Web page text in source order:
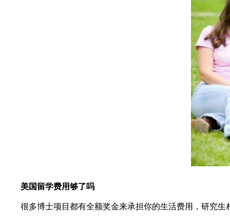
美国留学费用够了吗
很多博士项目都有全额奖金来承担你的生活费用，研究生